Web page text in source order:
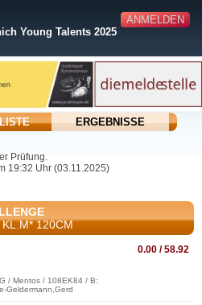
ANMELDEN
Young Talents 2025
ERGEBNISSE
Prüfung.
19:32 Uhr (03.11.2025)
120CM
0.00 / 58.92
/ Mentos / 108EK84 / B:
Geldermann,Gerd